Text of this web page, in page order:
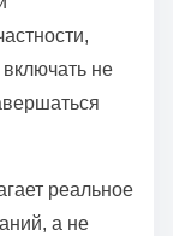
не
реальное
а не